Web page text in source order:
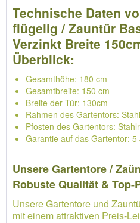
Technische Daten
flügelig / Zauntür
Verzinkt Breite
Überblick:
Gesamthöhe: 180 cm
Gesamtbreite: 150 cm
Breite der Tür: 130cm
Rahmen des Gartentors:
Pfosten des Gartentors:
Garantie auf das Gartentor:
Unsere Gartentore /
Robuste Qualität & Top-
Unsere Gartentore und
mit einem attraktiven Preis-